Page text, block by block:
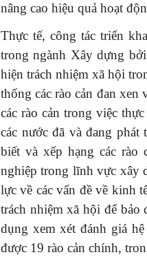
nâng cao hiệu quả hoạt
Thực tế, công tác triển
trong ngành Xây dựng
hiện trách nhiệm xã hội
thống các rào cản đan xen
các rào cản trong việc
các nước đã và đang
biết và xếp hạng các rào
nghiệp trong lĩnh vực xây
lực về các vấn đề về kinh
trách nhiệm xã hội để bảo
dụng xem xét đánh giá
được 19 rào cản chính,